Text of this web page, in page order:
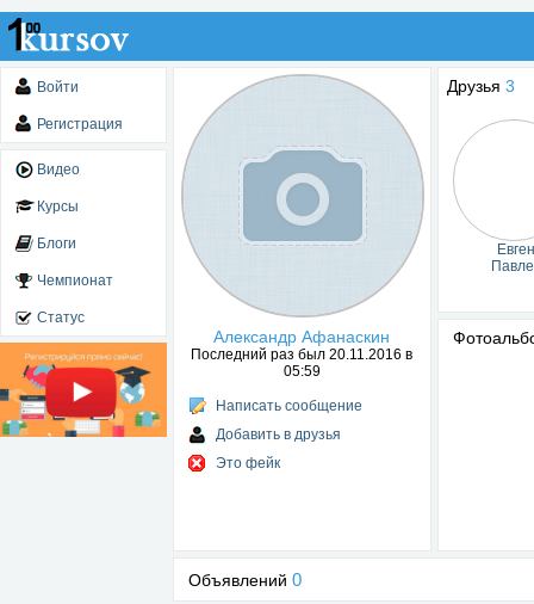
Войти
Регистрация
Видео
Курсы
Блоги
Чемпионат
Статус
Александр Афанаскин
Последний раз был 20.11.2016 в
05:59
Написать сообщение
Добавить в друзья
Это фейк
Друзья 3
Объявлений 0